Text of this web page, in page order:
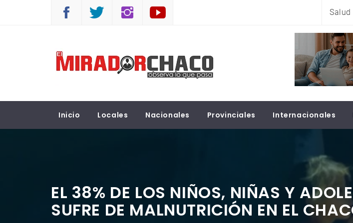
Salud
EL MIRADOR CHACO
Inicio Locales Nacionales Provinciales Internacionales
EL 38% DE LOS NIÑOS, NIÑAS Y
SUFRE DE MALNUTRICIÓN EN EL